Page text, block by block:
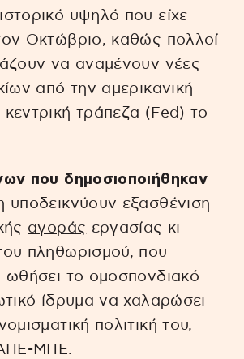
υψηλό που είχε
Οκτώβριο, καθώς πολλοί
να αναμένουν νέες
από την αμερικανική
τράπεζα (Fed) το
που δημοσιοποιήθηκαν
υποδεικνύουν εξασθένιση
αγοράς εργασίας κι
πληθωρισμού, που
ωθήσει το ομοσπονδιακό
ίδρυμα να χαλαρώσει
πολιτική του,
ΑΠΕ-ΜΠΕ.